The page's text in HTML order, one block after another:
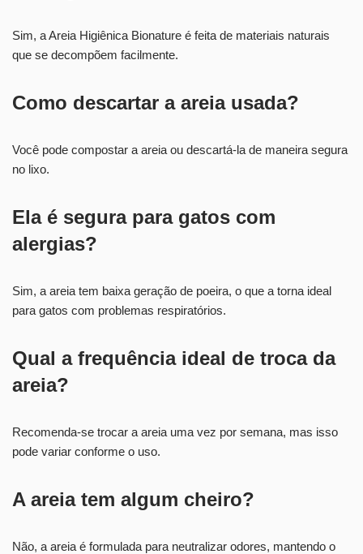
Sim, a Areia Higiênica Bionature é feita de materiais naturais
que se decompõem facilmente.
Como descartar a areia usada?
Você pode compostar a areia ou descartá-la de maneira segura
no lixo.
Ela é segura para gatos com
alergias?
Sim, a areia tem baixa geração de poeira, o que a torna ideal
para gatos com problemas respiratórios.
Qual a frequência ideal de troca da
areia?
Recomenda-se trocar a areia uma vez por semana, mas isso
pode variar conforme o uso.
A areia tem algum cheiro?
Não, a areia é formulada para neutralizar odores, mantendo o